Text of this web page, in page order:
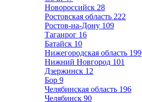
Новороссийск 28
Ростовская область 222
Ростов-на-Дону 109
Таганрог 16
Батайск 10
Нижегородская область 199
Нижний Новгород 101
Дзержинск 12
Бор 9
Челябинская область 196
Челябинск 90